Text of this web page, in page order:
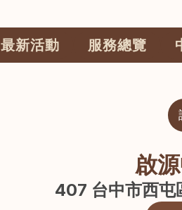
最新活動 服務總覽
啟
407 台中市西屯